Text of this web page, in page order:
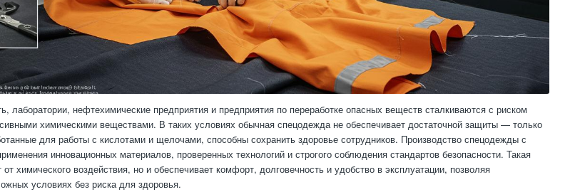
лаборатории, нефтехимические предприятия и предприятия по переработке опасных веществ сталкиваются с риском
химическими веществами. В таких условиях обычная спецодежда не обеспечивает достаточной защиты — только
для работы с кислотами и щелочами, способны сохранить здоровье сотрудников. Производство спецодежды с
инновационных материалов, проверенных технологий и строгого соблюдения стандартов безопасности. Такая
химического воздействия, но и обеспечивает комфорт, долговечность и удобство в эксплуатации, позволяя
условиях без риска для здоровья.